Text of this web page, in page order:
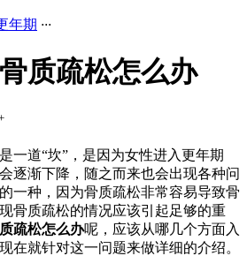
年期 ···
质疏松怎么办
一道“坎”，是因为女性进入更年期
逐渐下降，随之而来也会出现各种问
一种，因为骨质疏松非常容易导致骨
骨质疏松的情况应该引起足够的重
疏松怎么办呢，应该从哪几个方面入
在就针对这一问题来做详细的介绍。